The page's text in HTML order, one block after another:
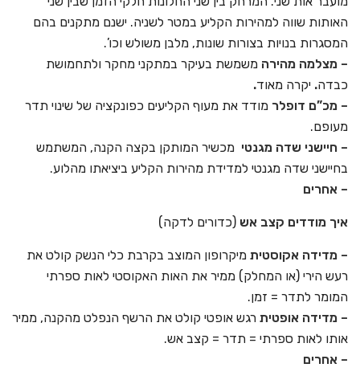
האותות שווה למהירות הקליע במטר לשניה. ישנם מתקנים בהם
המסגרות בנויות בצורות שונות, מלבן משולש וכו’.
– מצלמה מהירה משמשת בעיקר במתקני מחקר ולתחמושת
כבדה. יקרה מאוד.
– מכ”ם דופלר מודד את מעוף הקליעים כפונקציה של שינוי תדר
מעופם.
– חיישני שדה מגנטי מכשיר המותקן בקצה הקנה, המשתמש
בחיישני שדה מגנטי למדידת מהירות הקליע ביציאתו מהלוע.
– אחרים
איך מודדים קצב אש (כדורים לדקה)
– מדידה אקוסטית מיקרופון המוצב בקרבת כלי הנשק קולט את
רעש הירי (או המחלק) ממיר את האות האקוסטי לאות ספרתי
המומר לתדר = זמן.
– מדידה אופטית רגש אופטי קולט את הרשף הנפלט מהקנה, ממיר
אותו לאות ספרתי = תדר = קצב אש.
– אחרים